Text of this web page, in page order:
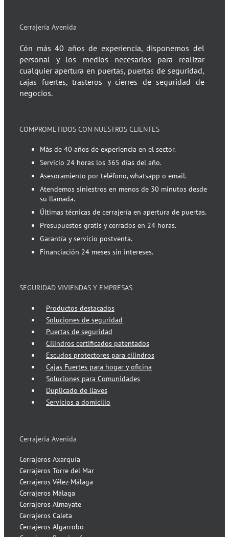
Cerrajería Avenida
Cón más 40 años de experiencia, disponemos del
personal y los medios necesarios para realizar
cualquier apertura en puertas, puertas de seguridad,
cajas fuertes, trasteros y cierres de seguridad de
negocios.
COMPROMETIDOS CON NUESTROS CLIENTES
Más de 40 años de experiencia en el sector.
Servicio 24 horas los 365 días del año.
Asesoramiento por teléfono, whatsapp o email.
Atendemos siniestros en menos de 30 minutos desde
su llamada.
Últimas técnicas de cerrajería en apertura de puertas.
Presupuestos gratis y cerrados en 24 horas.
Garantía y servicio postventa.
Financiación 24 meses sin intereses.
SEGURIDAD VIVIENDAS Y EMPRESAS
Productos destacados
Soluciones de seguridad
Puertas de seguridad
Cilindros certificados patentados
Escudos protectores para cilindros
Cajas Fuertes para hogar y oficina
Soluciones para Comunidades
Duplicado de llaves
Servicios a domicilio
Cerrajeria Avenida
Cerrajeros Axarquía
Cerrajeros Torre del Mar
Cerrajeros Vélez-Málaga
Cerrajeros Málaga
Cerrajeros Almayate
Cerrajeros Caleta
Cerrajeros Algarrobo